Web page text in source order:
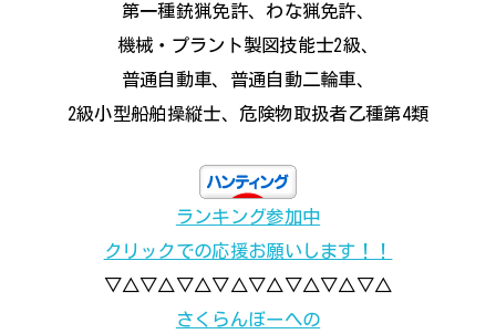
第一種銃猟免許、わな猟免許、
機械・プラント製図技能士2級、
普通自動車、普通自動二輪車、
2級小型船舶操縦士、危険物取扱者乙種第4類
ランキング参加中
クリックでの応援お願いします！！
▽△▽△▽△▽△▽△▽△▽△▽△
さくらんぼーへの